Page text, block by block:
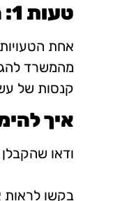
טעות 1: התקשרות עם קבלן לא מוסמך
אחת
מהמשרד
קנסות של
איך
ודאו
בקשו